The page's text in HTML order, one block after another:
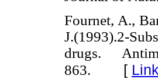
Fournet, A.,
J.(1993).2-
drugs.
863. [